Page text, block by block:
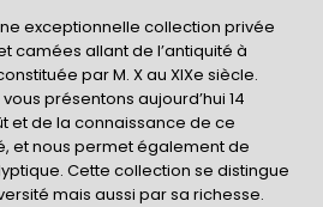
exceptionnelle collection privée
camées allant de l’antiquité à
par M. X au XIXe siècle.
présentons aujourd’hui 14
et de la connaissance de ce
et nous permet également de
Cette collection se distingue
mais aussi par sa richesse.